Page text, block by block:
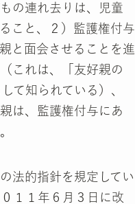
の連れ去りは、児童
こと、２）監護権付与
と面会させることを進
これは、「友好親の
て知られている）、
は、監護権付与にあ
法的指針を規定してい
１１年６月３日に改